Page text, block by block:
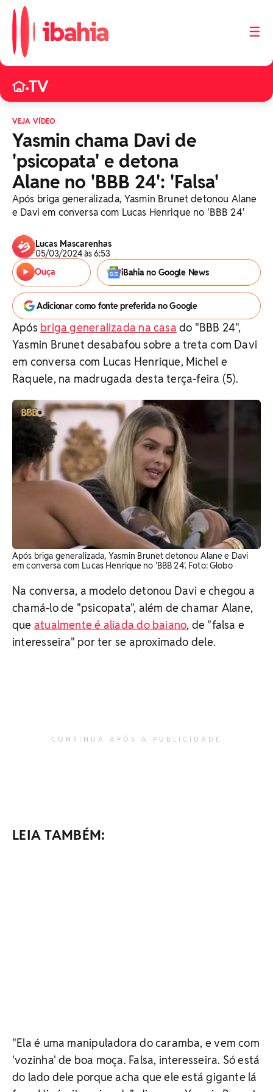
☰
•TV
VEJA VÍDEO
Yasmin chama Davi de
'psicopata' e detona
Alane no 'BBB 24': 'Falsa'
Após briga generalizada, Yasmin Brunet detonou Alane
e Davi em conversa com Lucas Henrique no 'BBB 24'
Lucas Mascarenhas
05/03/2024 às 6:53
Ouça
iBahia no Google News
Adicionar como fonte preferida no Google
Após briga generalizada na casa do "BBB 24",
Yasmin Brunet desabafou sobre a treta com Davi
em conversa com Lucas Henrique, Michel e
Raquele, na madrugada desta terça-feira (5).
Após briga generalizada, Yasmin Brunet detonou Alane e Davi
em conversa com Lucas Henrique no 'BBB 24'. Foto: Globo
Na conversa, a modelo detonou Davi e chegou a
chamá-lo de "psicopata", além de chamar Alane,
que atualmente é aliada do baiano, de "falsa e
interesseira" por ter se aproximado dele.
CONTINUA APÓS A PUBLICIDADE
LEIA TAMBÉM:
"Ela é uma manipuladora do caramba, e vem com
'vozinha' de boa moça. Falsa, interesseira. Só está
do lado dele porque acha que ele está gigante lá